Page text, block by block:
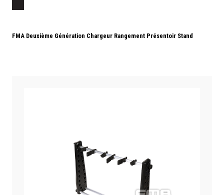
FMA Deuxième Génération Chargeur Rangement Présentoir Stand